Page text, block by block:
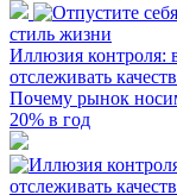
стиль жизни
Иллюзия контроля:
отслеживать
Почему рынок
20% в год